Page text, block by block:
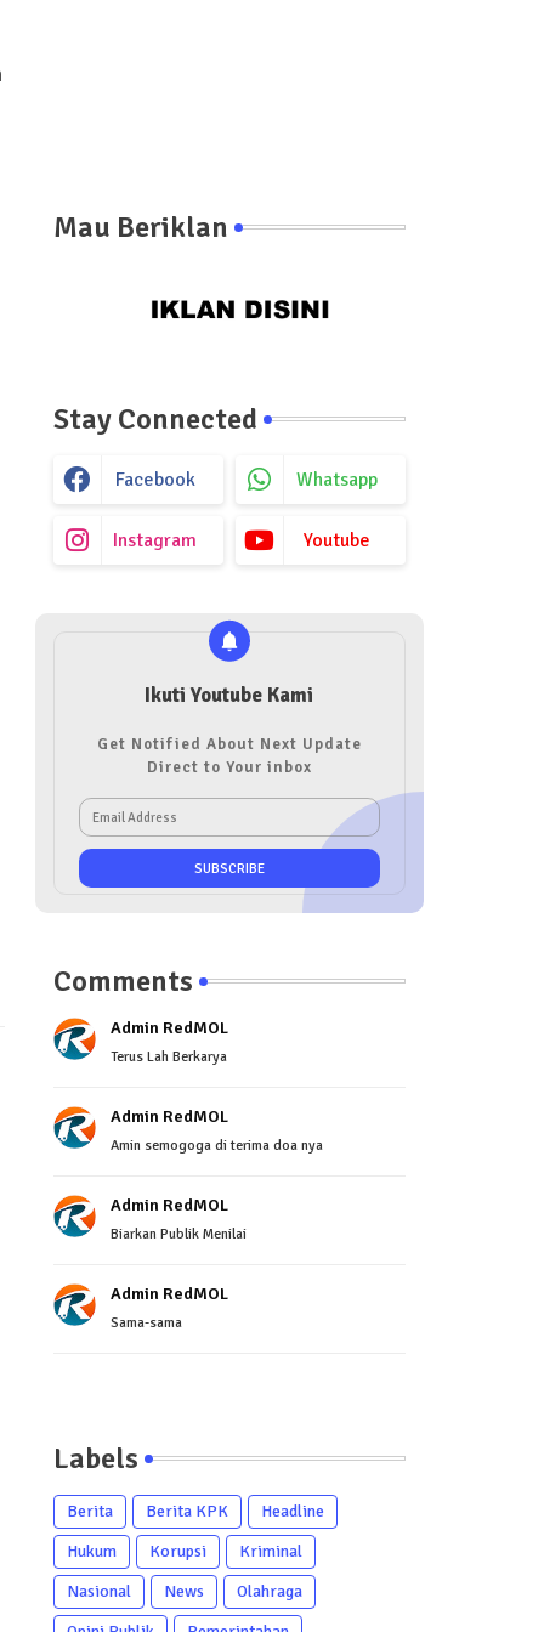
Mau Beriklan
Stay Connected
Facebook Whatsapp
Instagram Youtube
Ikuti Youtube Kami
Get Notified About Next Update
Direct to Your inbox
Comments
Admin RedMOL
Terus Lah Berkarya
Admin RedMOL
Amin semogoga di terima doa nya
Admin RedMOL
Biarkan Publik Menilai
Admin RedMOL
Sama-sama
Labels
Berita Berita KPK
Headline
Hukum
Korupsi
Kriminal
Nasional
News
Olahraga